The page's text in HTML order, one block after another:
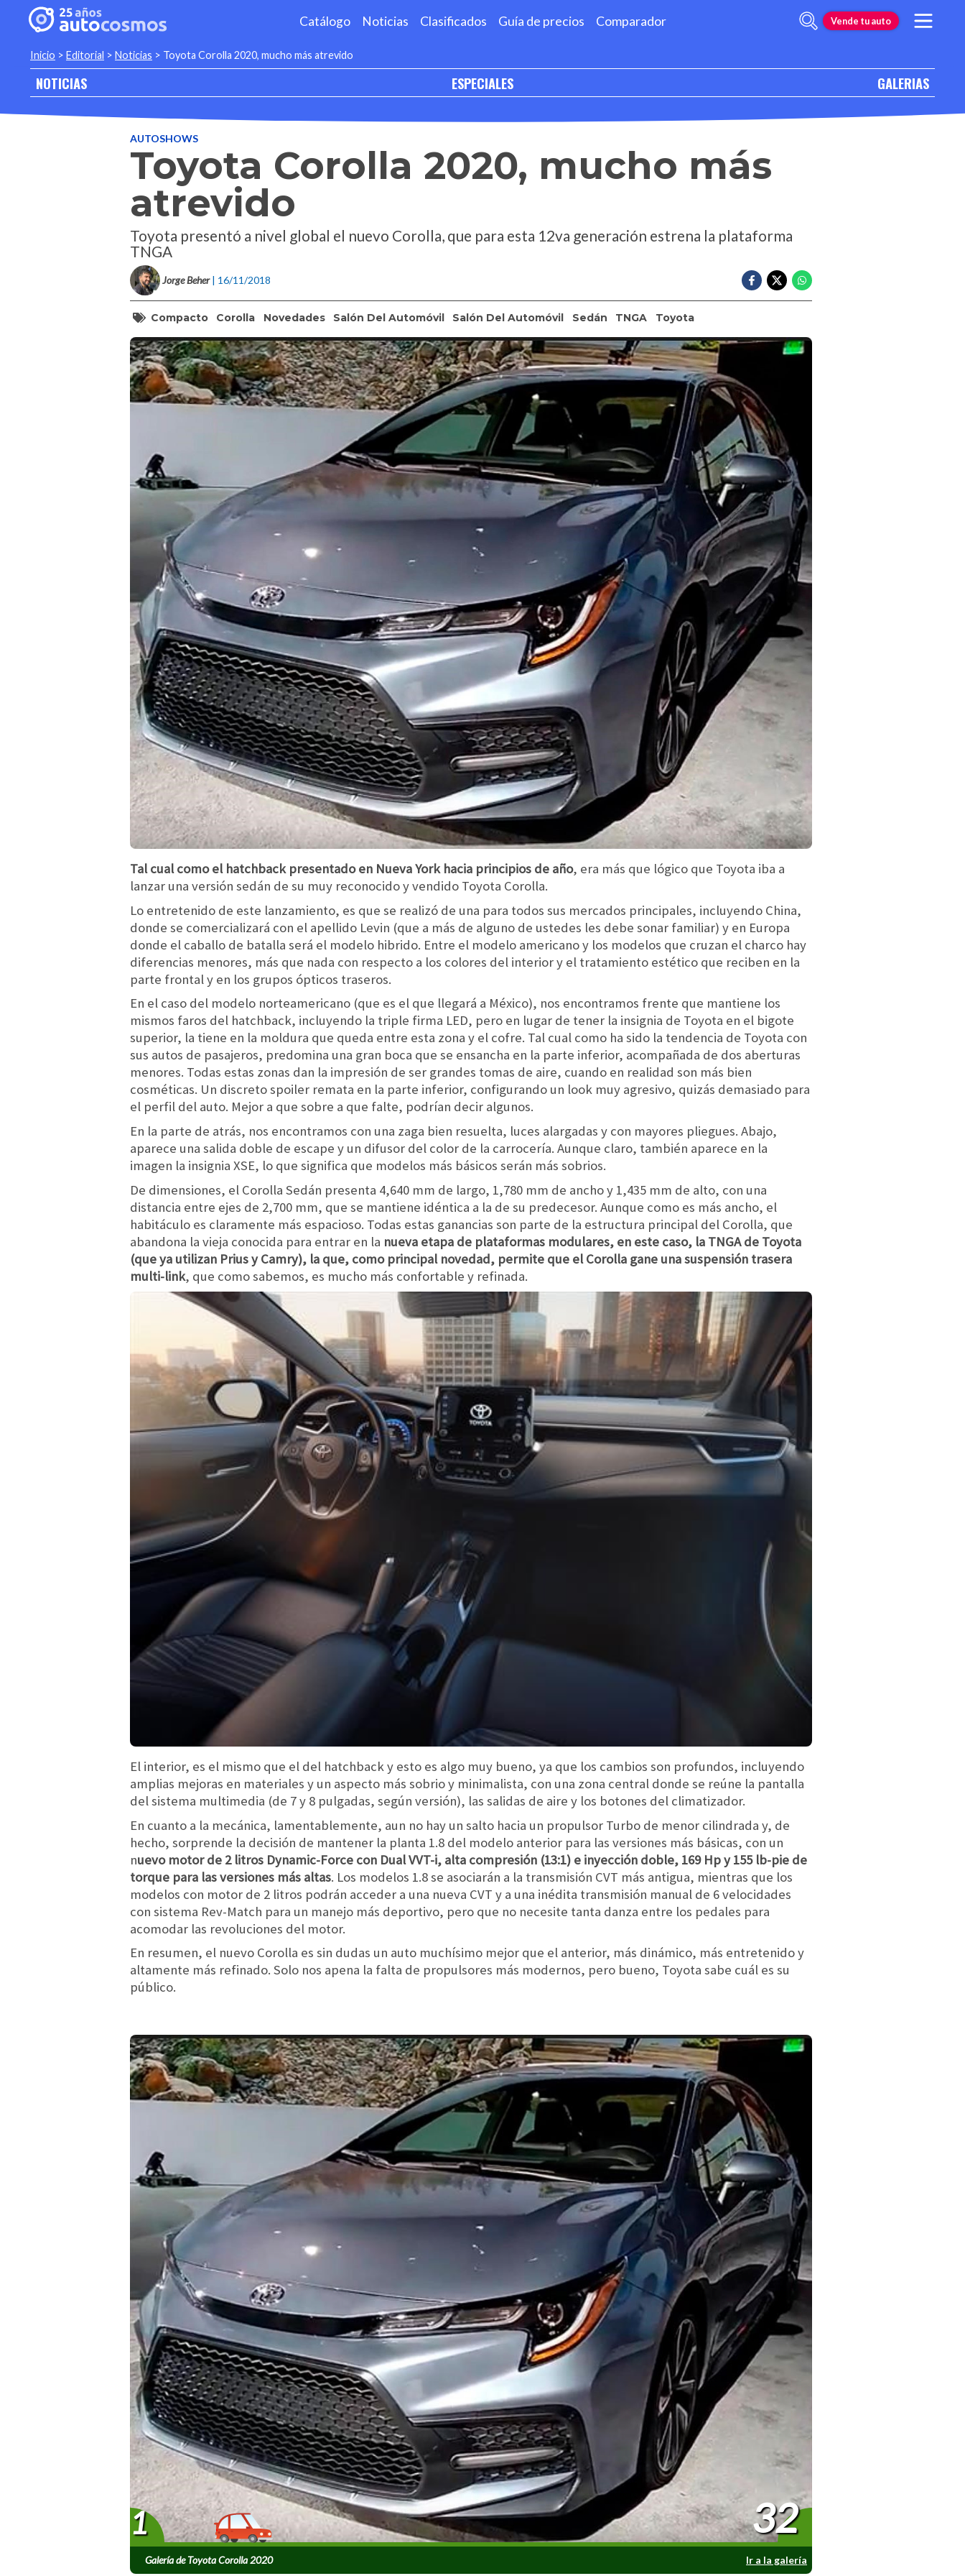
Catálogo Noticias Clasificados Guía de precios Comparador Vende tu auto
Inicio > Editorial > Noticias > Toyota Corolla 2020, mucho más atrevido
NOTICIAS ESPECIALES GALERIAS
AUTOSHOWS
Toyota Corolla 2020, mucho más
atrevido
Toyota presentó a nivel global el nuevo Corolla, que para esta 12va generación estrena la plataforma
TNGA
Jorge Beher | 16/11/2018
Compacto Corolla Novedades Salón Del Automóvil Salón Del Automóvil Sedán TNGA Toyota
Tal cual como el hatchback presentado en Nueva York hacia principios de año, era más que lógico que Toyota iba a
lanzar una versión sedán de su muy reconocido y vendido Toyota Corolla.
Lo entretenido de este lanzamiento, es que se realizó de una para todos sus mercados principales, incluyendo China,
donde se comercializará con el apellido Levin (que a más de alguno de ustedes les debe sonar familiar) y en Europa
donde el caballo de batalla será el modelo hibrido. Entre el modelo americano y los modelos que cruzan el charco hay
diferencias menores, más que nada con respecto a los colores del interior y el tratamiento estético que reciben en la
parte frontal y en los grupos ópticos traseros.
En el caso del modelo norteamericano (que es el que llegará a México), nos encontramos frente que mantiene los
mismos faros del hatchback, incluyendo la triple firma LED, pero en lugar de tener la insignia de Toyota en el bigote
superior, la tiene en la moldura que queda entre esta zona y el cofre. Tal cual como ha sido la tendencia de Toyota con
sus autos de pasajeros, predomina una gran boca que se ensancha en la parte inferior, acompañada de dos aberturas
menores. Todas estas zonas dan la impresión de ser grandes tomas de aire, cuando en realidad son más bien
cosméticas. Un discreto spoiler remata en la parte inferior, configurando un look muy agresivo, quizás demasiado para
el perfil del auto. Mejor a que sobre a que falte, podrían decir algunos.
En la parte de atrás, nos encontramos con una zaga bien resuelta, luces alargadas y con mayores pliegues. Abajo,
aparece una salida doble de escape y un difusor del color de la carrocería. Aunque claro, también aparece en la
imagen la insignia XSE, lo que significa que modelos más básicos serán más sobrios.
De dimensiones, el Corolla Sedán presenta 4,640 mm de largo, 1,780 mm de ancho y 1,435 mm de alto, con una
distancia entre ejes de 2,700 mm, que se mantiene idéntica a la de su predecesor. Aunque como es más ancho, el
habitáculo es claramente más espacioso. Todas estas ganancias son parte de la estructura principal del Corolla, que
abandona la vieja conocida para entrar en la nueva etapa de plataformas modulares, en este caso, la TNGA de Toyota
(que ya utilizan Prius y Camry), la que, como principal novedad, permite que el Corolla gane una suspensión trasera
multi-link, que como sabemos, es mucho más confortable y refinada.
El interior, es el mismo que el del hatchback y esto es algo muy bueno, ya que los cambios son profundos, incluyendo
amplias mejoras en materiales y un aspecto más sobrio y minimalista, con una zona central donde se reúne la pantalla
del sistema multimedia (de 7 y 8 pulgadas, según versión), las salidas de aire y los botones del climatizador.
En cuanto a la mecánica, lamentablemente, aun no hay un salto hacia un propulsor Turbo de menor cilindrada y, de
hecho, sorprende la decisión de mantener la planta 1.8 del modelo anterior para las versiones más básicas, con un
nuevo motor de 2 litros Dynamic-Force con Dual VVT-i, alta compresión (13:1) e inyección doble, 169 Hp y 155 lb-pie de
torque para las versiones más altas. Los modelos 1.8 se asociarán a la transmisión CVT más antigua, mientras que los
modelos con motor de 2 litros podrán acceder a una nueva CVT y a una inédita transmisión manual de 6 velocidades
con sistema Rev-Match para un manejo más deportivo, pero que no necesite tanta danza entre los pedales para
acomodar las revoluciones del motor.
En resumen, el nuevo Corolla es sin dudas un auto muchísimo mejor que el anterior, más dinámico, más entretenido y
altamente más refinado. Solo nos apena la falta de propulsores más modernos, pero bueno, Toyota sabe cuál es su
público.
Galería de Toyota Corolla 2020 Ir a la galería
1 32